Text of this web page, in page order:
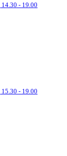
14.30 - 19.00
15.30 - 19.00